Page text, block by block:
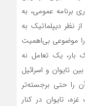
برنامه‌ عمومی، به
اسرائیل سفر کرد. اسرائیل از سال ۱۹۹۲ از نظر دیپلماتیک به
را موضوعی بی‌اهمیت
بار، یک تعامل نه
تایوان و اسرائیل
را حتی برجسته‌تر
۲۰۲۳ و جنگ غزه، تایوان در کنار